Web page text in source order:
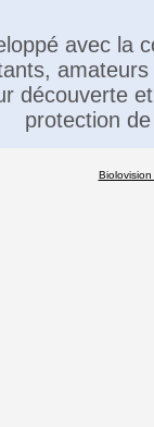
avec la
découverte
protection
Biolovision